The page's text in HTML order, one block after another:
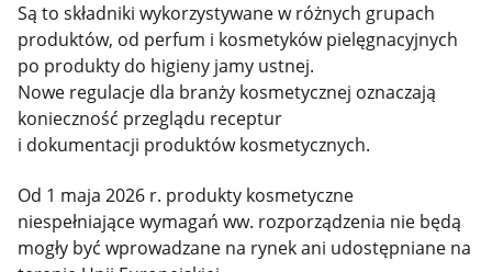
Są to składniki wykorzystywane w różnych grupach
produktów, od perfum i kosmetyków pielęgnacyjnych
po produkty do higieny jamy ustnej.
Nowe regulacje dla branży kosmetycznej oznaczają
konieczność przeglądu receptur
i dokumentacji produktów kosmetycznych.
Od 1 maja 2026 r. produkty kosmetyczne
niespełniające wymagań ww. rozporządzenia nie będą
mogły być wprowadzane na rynek ani udostępniane na